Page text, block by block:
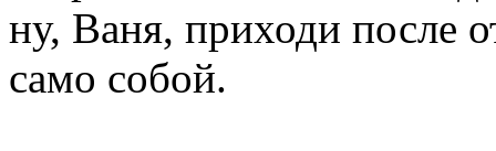
ну, Ваня, приходи после
само собой.